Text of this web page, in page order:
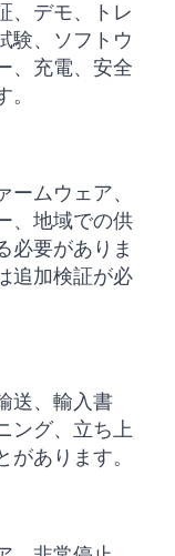
、デモ、トレ
験、ソフトウ
、充電、安全
ムウェア、
、地域での供
必要がありま
追加検証が必
送、輸入書
ング、立ち上
あります。